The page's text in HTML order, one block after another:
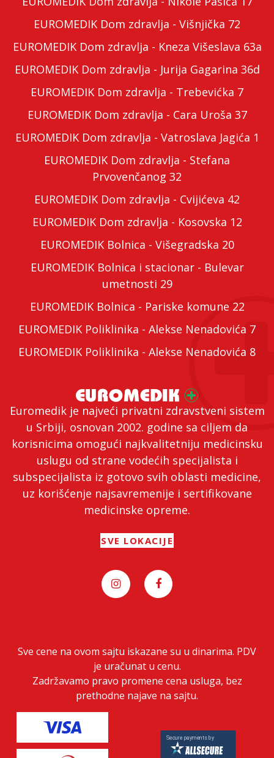
Euromedik je najveći privatni zdravstveni sistem
u Srbiji, osnovan 2002. godine sa ciljem da
korisnicima omogući najkvalitetniju medicinsku
uslugu od strane vodećih specijalista i
subspecijalista iz gotovo svih oblasti medicine,
uz korišćenje najsavremenije i sertifikovane
medicinske opreme.
SVE LOKACIJE
EUROMEDIK Dom zdravlja - Višnjička 72
EUROMEDIK Dom zdravlja - Kneza Višeslava 63a
EUROMEDIK Dom zdravlja - Jurija Gagarina 36d
EUROMEDIK Dom zdravlja - Trebevićka 7
EUROMEDIK Dom zdravlja - Cara Uroša 37
EUROMEDIK Dom zdravlja - Vatroslava Jagića 1
EUROMEDIK Dom zdravlja - Stefana
Prvovenčanog 32
EUROMEDIK Dom zdravlja - Cvijićeva 42
EUROMEDIK Dom zdravlja - Kosovska 12
EUROMEDIK Bolnica - Višegradska 20
EUROMEDIK Bolnica i stacionar - Bulevar
umetnosti 29
EUROMEDIK Bolnica - Pariske komune 22
EUROMEDIK Poliklinika - Alekse Nenadovića 7
EUROMEDIK Poliklinika - Alekse Nenadovića 8
Sve cene na ovom sajtu iskazane su u dinarima. PDV
je uračunat u cenu.
Zadržavamo pravo promene cena usluga, bez
prethodne najave na sajtu.